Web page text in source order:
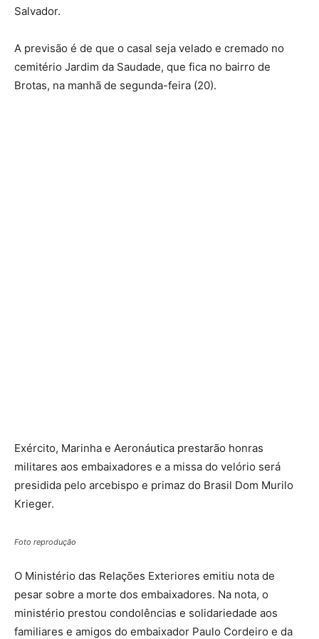
Salvador.
A previsão é de que o casal seja velado e cremado no
cemitério Jardim da Saudade, que fica no bairro de
Brotas, na manhã de segunda-feira (20).
Exército, Marinha e Aeronáutica prestarão honras
militares aos embaixadores e a missa do velório será
presidida pelo arcebispo e primaz do Brasil Dom Murilo
Krieger.
Foto reprodução
O Ministério das Relações Exteriores emitiu nota de
pesar sobre a morte dos embaixadores. Na nota, o
ministério prestou condolências e solidariedade aos
familiares e amigos do embaixador Paulo Cordeiro e da